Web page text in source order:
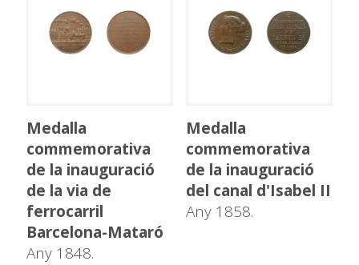
Medalla
commemorativa
de la inauguració
de la via de
ferrocarril
Barcelona-Mataró
Any 1848.
Medalla
commemorativa
de la inauguració
del canal d'Isabel II
Any 1858.